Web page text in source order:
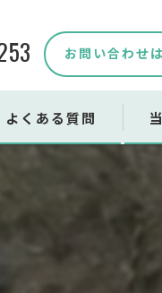
お問い合わせ
よくある質問